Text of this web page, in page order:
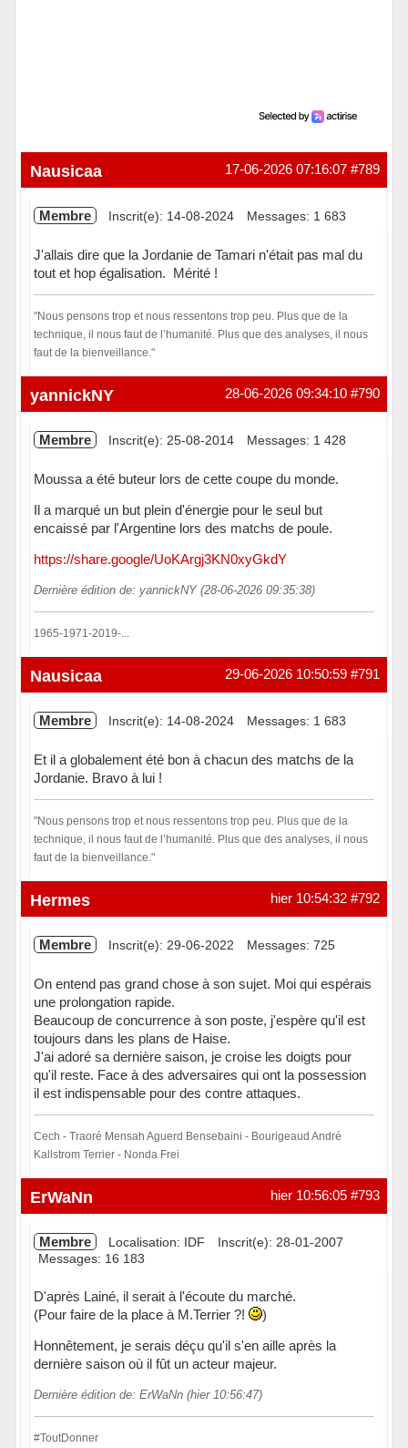
#789
17-06-2026 07:16:07
Nausicaa
Membre Inscrit(e): 14-08-2024 Messages: 1 683
J'allais dire que la Jordanie de Tamari n'était pas mal du
tout et hop égalisation. Mérité !
"Nous pensons trop et nous ressentons trop peu. Plus que de la
technique, il nous faut de l’humanité. Plus que des analyses, il nous
faut de la bienveillance."
Hors ligne #790
28-06-2026 09:34:10
yannickNY
Membre Inscrit(e): 25-08-2014 Messages: 1 428
Moussa a été buteur lors de cette coupe du monde.
Il a marqué un but plein d'énergie pour le seul but
encaissé par l'Argentine lors des matchs de poule.
https://share.google/UoKArgj3KN0xyGkdY
Dernière édition de: yannickNY (28-06-2026 09:35:38)
1965-1971-2019-...
Hors ligne #791
29-06-2026 10:50:59
Nausicaa
Membre Inscrit(e): 14-08-2024 Messages: 1 683
Et il a globalement été bon à chacun des matchs de la
Jordanie. Bravo à lui !
"Nous pensons trop et nous ressentons trop peu. Plus que de la
technique, il nous faut de l’humanité. Plus que des analyses, il nous
faut de la bienveillance."
Hors ligne #792
hier 10:54:32
Hermes
Membre Inscrit(e): 29-06-2022 Messages: 725
On entend pas grand chose à son sujet. Moi qui espérais
une prolongation rapide.
Beaucoup de concurrence à son poste, j'espère qu'il est
toujours dans les plans de Haise.
J'ai adoré sa dernière saison, je croise les doigts pour
qu'il reste. Face à des adversaires qui ont la possession
il est indispensable pour des contre attaques.
Cech - Traoré Mensah Aguerd Bensebaini - Bourigeaud André
Kallstrom Terrier - Nonda Frei
Hors ligne #793
hier 10:56:05
ErWaNn
Membre Localisation: IDF
Inscrit(e): 28-01-2007
Messages: 16 183
D'après Lainé, il serait à l'écoute du marché.
(Pour faire de la place à M.Terrier ?!
)
Honnêtement, je serais déçu qu'il s'en aille après la
dernière saison où il fût un acteur majeur.
Dernière édition de: ErWaNn (hier 10:56:47)
#ToutDonner